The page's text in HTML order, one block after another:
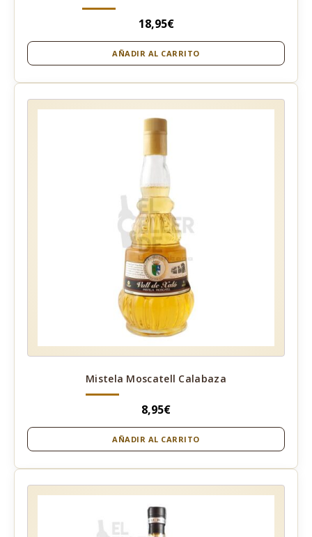
18,95€
AÑADIR AL CARRITO
Mistela Moscatell Calabaza
8,95€
AÑADIR AL CARRITO